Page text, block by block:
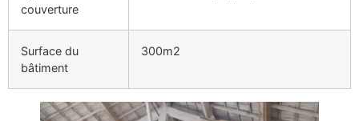
couverture
Surface du
bâtiment
300m2